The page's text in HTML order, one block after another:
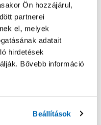
Ön hozzájárul,
partnerei
el, melyek
adatait
hirdetések
Bővebb információ
Beállítások